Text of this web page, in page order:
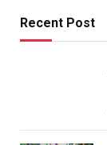
Recent Post